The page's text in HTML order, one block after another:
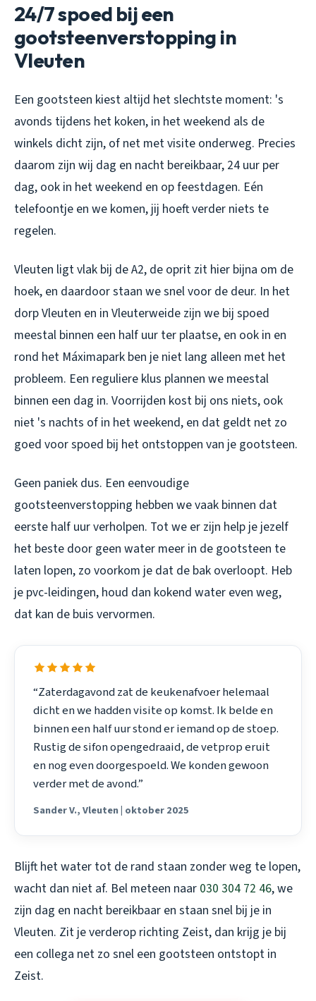
24/7 spoed bij een
gootsteenverstopping in
Vleuten
Een gootsteen kiest altijd het slechtste moment: 's
avonds tijdens het koken, in het weekend als de
winkels dicht zijn, of net met visite onderweg. Precies
daarom zijn wij dag en nacht bereikbaar, 24 uur per
dag, ook in het weekend en op feestdagen. Eén
telefoontje en we komen, jij hoeft verder niets te
regelen.
Vleuten ligt vlak bij de A2, de oprit zit hier bijna om de
hoek, en daardoor staan we snel voor de deur. In het
dorp Vleuten en in Vleuterweide zijn we bij spoed
meestal binnen een half uur ter plaatse, en ook in en
rond het Máximapark ben je niet lang alleen met het
probleem. Een reguliere klus plannen we meestal
binnen een dag in. Voorrijden kost bij ons niets, ook
niet 's nachts of in het weekend, en dat geldt net zo
goed voor spoed bij het ontstoppen van je gootsteen.
Geen paniek dus. Een eenvoudige
gootsteenverstopping hebben we vaak binnen dat
eerste half uur verholpen. Tot we er zijn help je jezelf
het beste door geen water meer in de gootsteen te
laten lopen, zo voorkom je dat de bak overloopt. Heb
je pvc-leidingen, houd dan kokend water even weg,
dat kan de buis vervormen.
“Zaterdagavond zat de keukenafvoer helemaal
dicht en we hadden visite op komst. Ik belde en
binnen een half uur stond er iemand op de stoep.
Rustig de sifon opengedraaid, de vetprop eruit
en nog even doorgespoeld. We konden gewoon
verder met de avond.”
Sander V., Vleuten | oktober 2025
Blijft het water tot de rand staan zonder weg te lopen,
wacht dan niet af. Bel meteen naar 030 304 72 46, we
zijn dag en nacht bereikbaar en staan snel bij je in
Vleuten. Zit je verderop richting Zeist, dan krijg je bij
een collega net zo snel een gootsteen ontstopt in
Zeist.